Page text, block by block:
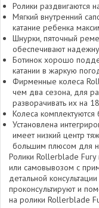
Ролики раздвигаются
Мягкий внутренний
катание ребенка
Шнурки, пяточный
обеспечивают
Ботинок хорошо
катании в жаркую
Фирменные колеса
чем два сезона, для
разворачивать их на
Колеса
Установлена
имеет низкий центр
большим плюсом для
Ролики Rollerblade Fury
или самовывозом с
детальной
проконсультируют и
на ролики Rollerblade